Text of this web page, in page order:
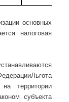
основных
налоговая
территории
субъекта